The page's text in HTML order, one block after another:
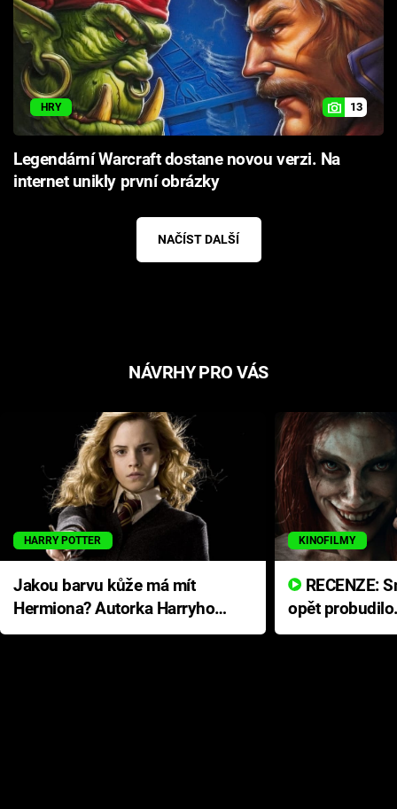
HRY 13
Legendární Warcraft dostane novou verzi. Na
internet unikly první obrázky
NAČÍST DALŠÍ
NÁVRHY PRO VÁS
HARRY POTTER
Jakou barvu kůže má mít
Hermiona? Autorka Harryho
Pottera přišla s ráznou
KINOFILMY
opět
přichází s